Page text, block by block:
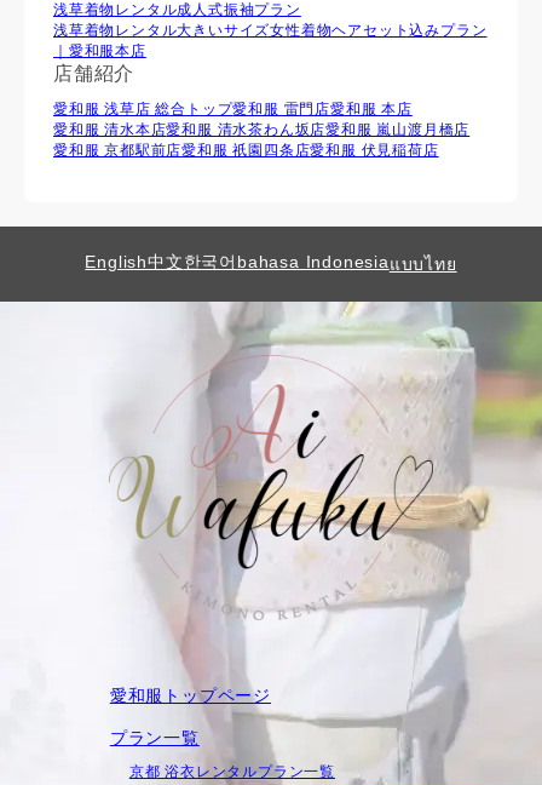
浅草着物レンタル成人式振袖プラン
浅草着物レンタル大きいサイズ女性着物ヘアセット込みプラン
｜愛和服本店
店舗紹介
愛和服 浅草店 総合トップ愛和服 雷門店愛和服 本店
愛和服 清水本店愛和服 清水茶わん坂店愛和服 嵐山渡月橋店
愛和服 京都駅前店愛和服 祇園四条店愛和服 伏見稲荷店
English中文한국어 bahasa Indonesiaแบบไทย
愛和服トップページ
プラン一覧
京都 浴衣レンタルプラン一覧